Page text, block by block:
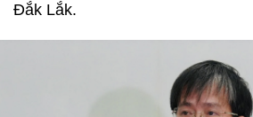
Đắk Lắk.